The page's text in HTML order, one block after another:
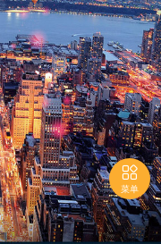

菜单